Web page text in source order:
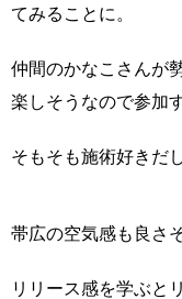
てみることに。
仲間のかなこさんが
楽しそうなので参加
そもそも施術好きだし
帯広の空気感も良さ
リリース感を学ぶと